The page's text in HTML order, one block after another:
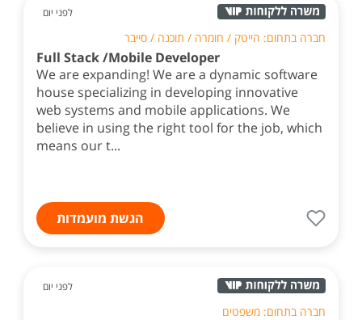
לפני יום
חברה בתחום: הייטק / חומרה / תוכנה / סייבר
Full Stack /Mobile Developer
We are expanding! We are a dynamic software
house specializing in developing innovative
web systems and mobile applications. We
believe in using the right tool for the job, which
means our t...
הגשת מועמדות
לפני יום
חברה בתחום: משפטים